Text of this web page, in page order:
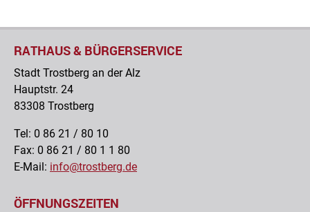
RATHAUS & BÜRGERSERVICE
Stadt Trostberg an der Alz
Hauptstr. 24
83308 Trostberg
Tel: 0 86 21 / 80 10
Fax: 0 86 21 / 80 1 1 80
E-Mail: info@trostberg.de
ÖFFNUNGSZEITEN